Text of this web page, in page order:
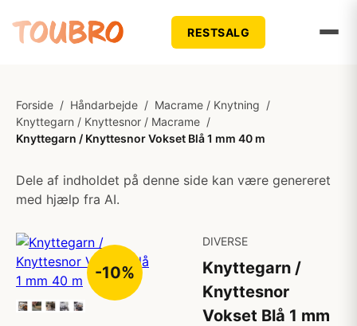
RESTSALG
Forside / Håndarbejde / Macrame / Knytning /
Knyttegarn / Knyttesnor / Macrame /
Knyttegarn / Knyttesnor Vokset Blå 1 mm 40 m
Dele af indholdet på denne side kan være genereret
med hjælp fra AI.
-10%
DIVERSE
Knyttegarn /
Knyttesnor
Vokset Blå 1 mm